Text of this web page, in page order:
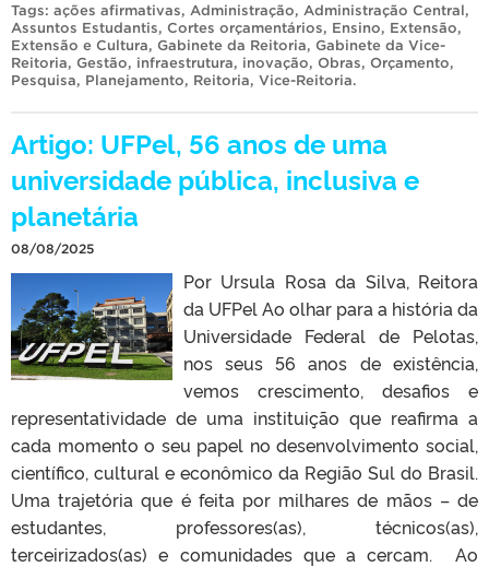
Tags: ações afirmativas, Administração, Administração Central,
Assuntos Estudantis, Cortes orçamentários, Ensino, Extensão,
Extensão e Cultura, Gabinete da Reitoria, Gabinete da Vice-
Reitoria, Gestão, infraestrutura, inovação, Obras, Orçamento,
Pesquisa, Planejamento, Reitoria, Vice-Reitoria.
Artigo: UFPel, 56 anos de uma
universidade pública, inclusiva e
planetária
08/08/2025
Por Ursula Rosa da Silva, Reitora
da UFPel Ao olhar para a história da
Universidade Federal de Pelotas,
nos seus 56 anos de existência,
vemos crescimento, desafios e
representatividade de uma instituição que reafirma a
cada momento o seu papel no desenvolvimento social,
científico, cultural e econômico da Região Sul do Brasil.
Uma trajetória que é feita por milhares de mãos – de
estudantes, professores(as), técnicos(as),
terceirizados(as) e comunidades que a cercam. Ao